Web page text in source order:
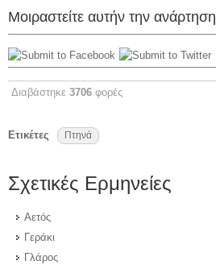
Μοιραστείτε αυτήν την ανάρτηση
Διαβάστηκε 3706 φορές
Ετικέτες Πτηνά
Σχετικές Ερμηνείες
Αετός
Γεράκι
Γλάρος